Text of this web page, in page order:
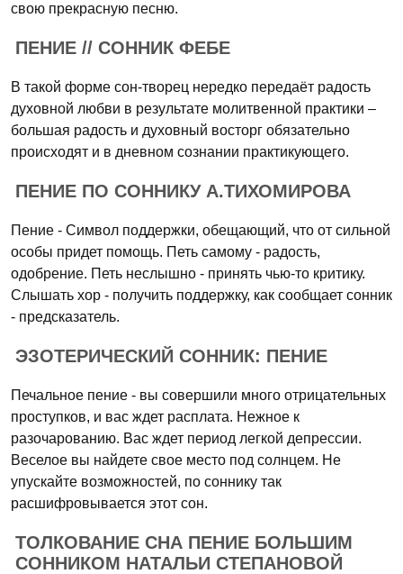
свою прекрасную песню.
ПЕНИЕ // СОННИК ФЕБЕ
В такой форме сон-творец нередко передаёт радость
духовной любви в результате молитвенной практики –
большая радость и духовный восторг обязательно
происходят и в дневном сознании практикующего.
ПЕНИЕ ПО СОННИКУ А.ТИХОМИРОВА
Пение - Символ поддержки, обещающий, что от сильной
особы придет помощь. Петь самому - радость,
одобрение. Петь неслышно - принять чью-то критику.
Слышать хор - получить поддержку, как сообщает сонник
- предсказатель.
ЭЗОТЕРИЧЕСКИЙ СОННИК: ПЕНИЕ
Печальное пение - вы совершили много отрицательных
проступков, и вас ждет расплата. Нежное к
разочарованию. Вас ждет период легкой депрессии.
Веселое вы найдете свое место под солнцем. Не
упускайте возможностей, по соннику так
расшифровывается этот сон.
ТОЛКОВАНИЕ СНА ПЕНИЕ БОЛЬШИМ
СОННИКОМ НАТАЛЬИ СТЕПАНОВОЙ